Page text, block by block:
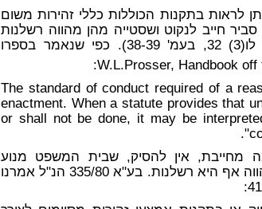
לראות בתקנות הכוללות כללי זהירות משום
חייב לנקוט ושסטייה מהן מהווה רשלנות
(ראה ע"א 335/80 בריגה נ' מוסטפה ואח', פ"ד לו(3) 32, בעמ' 38-39). כפי שנאמר בספרו
"The standard of conduct required of a
enactment. When a statute provides that
or shall not be done, it may be
מחייבת, אין להסיק, שבית המשפט מנוע
מלקבוע כללי התנהגות נוספים, שהסטייה מהם מהווה אף היא רשלנות. בע"א 335/80 הנ"ל אמרנו